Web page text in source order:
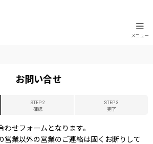
メニュー
お問い合せ
STEP 2
確認
STEP 3
完了
わせフォームとなります。
営業以外の営業のご連絡は固くお断りして